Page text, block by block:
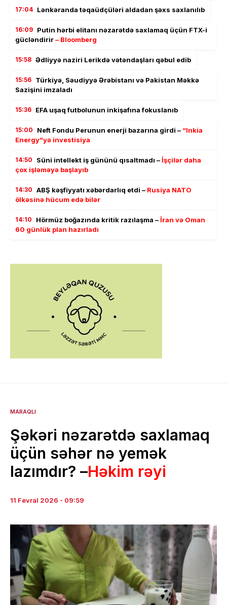
17:04 Lənkəranda təqaüdçüləri aldadan şəxs saxlanılıb
16:09 Putin hərbi elitanı nəzarətdə saxlamaq üçün FTX-i
gücləndirir– Bloomberg
15:58 Ədliyyə naziri Lerikdə vətəndaşları qəbul edib
15:56 Türkiyə, Səudiyyə Ərəbistanı və Pakistan Məkkə
Sazişini imzaladı
15:36 EFA uşaq futbolunun inkişafına fokuslanıb
15:00 Neft Fondu Perunun enerji bazarına girdi – “Inkia
Energy”yə investisiya
14:50 Süni intellekt iş gününü qısaltmadı –İşçilər daha
çox işləməyə başlayıb
14:30 ABŞ kəşfiyyatı xəbərdarlıq etdi – Rusiya NATO
ölkəsinə hücum edə bilər
14:10 Hörmüz boğazında kritik razılaşma –İran və Oman
60 günlük plan hazırladı
MARAQLI
Şəkəri nəzarətdə saxlamaq
üçün səhər nə yemək
lazımdır? –Həkim rəyi
11 Fevral 2026 - 09:59